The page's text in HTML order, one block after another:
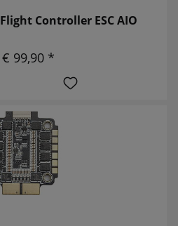
Controller ESC AIO
€ 99,90 *